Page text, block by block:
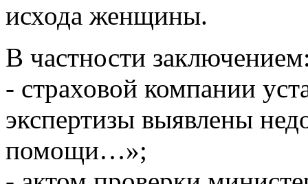
исхода женщины.
В частности
- страховой компании
экспертизы выявлены
помощи…»;